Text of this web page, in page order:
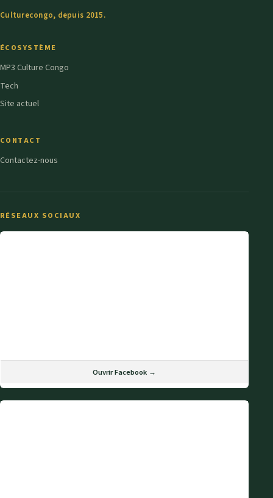
Culturecongo, depuis 2015.
ÉCOSYSTÈME
MP3 Culture Congo
Tech
Site actuel
CONTACT
Contactez-nous
RÉSEAUX SOCIAUX
Ouvrir Facebook →